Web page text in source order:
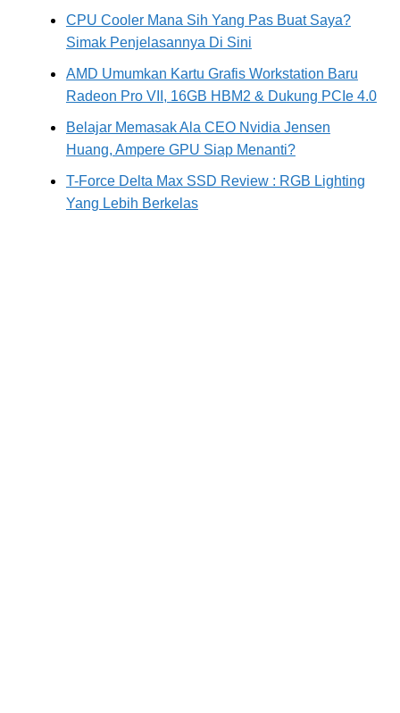
CPU Cooler Mana Sih Yang Pas Buat Saya?
Simak Penjelasannya Di Sini
AMD Umumkan Kartu Grafis Workstation Baru
Radeon Pro VII, 16GB HBM2 & Dukung PCIe 4.0
Belajar Memasak Ala CEO Nvidia Jensen
Huang, Ampere GPU Siap Menanti?
T-Force Delta Max SSD Review : RGB Lighting
Yang Lebih Berkelas